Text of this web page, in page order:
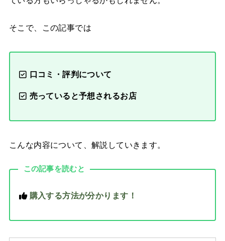
そこで、この記事では
口コミ・評判について
売っていると予想されるお店
こんな内容について、解説していきます。
この記事を読むと
購入する方法が分かります！